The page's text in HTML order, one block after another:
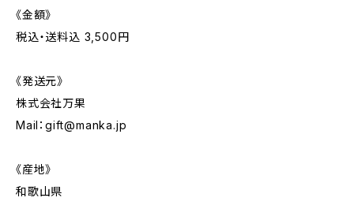
《金額》
税込・送料込 3,500円
《発送元》
株式会社万果
Mail： gift@manka.jp
《産地》
和歌山県